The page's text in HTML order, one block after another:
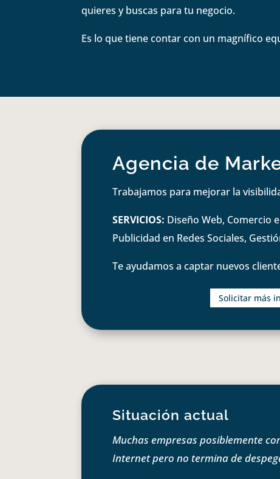
quieres y buscas para tu negocio.
Es lo que tiene contar con un magnífico
Agencia de
Trabajamos para mejorar la
SERVICIOS: Diseño Web, Comercio
Publicidad en Redes Sociales,
Te ayudamos a captar nuevos
Solicitar más
Situación actual
Muchas empresas posiblemente
Internet pero no termina de